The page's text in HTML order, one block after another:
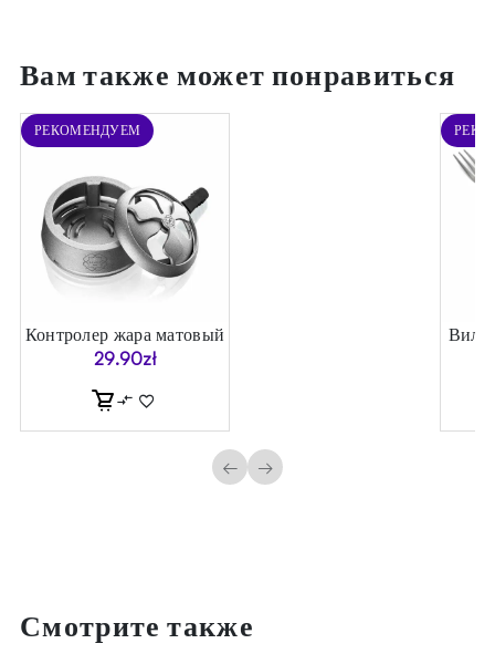
Вам также может понравиться
РЕКОМЕНДУЕМ
Контролер жара матовый
29.90zł
← →
Смотрите также